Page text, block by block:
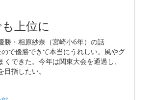
上位に
勝・相原紗奈（宮崎小6年）の話
で優勝できて本当にうれしい。風やグ
くできた。今年は関東大会を通過し、
指したい。